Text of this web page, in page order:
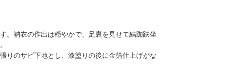
。衲衣の作出は穏やかで、足裏を見せて結跏趺坐
りのサビ下地とし、漆塗りの後に金箔仕上げがな